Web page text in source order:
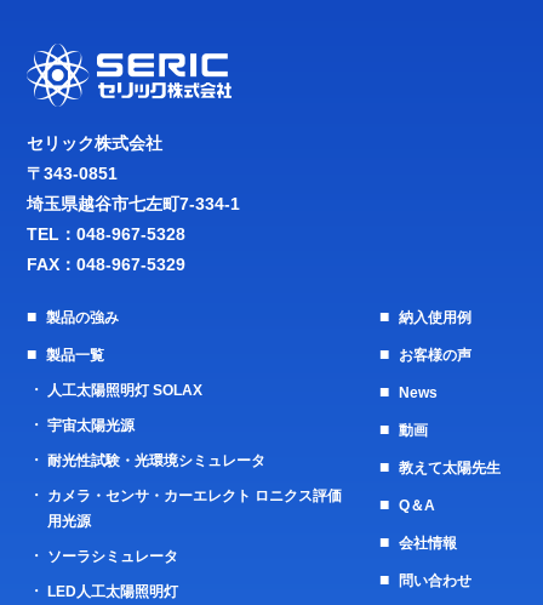
セリック株式会社
〒343-0851
埼玉県越谷市七左町7-334-1
TEL：048-967-5328
FAX：048-967-5329
製品の強み
製品一覧
人工太陽照明灯 SOLAX
宇宙太陽光源
耐光性試験・光環境シミュレータ
カメラ・センサ・カーエレクト ロニクス評価
用光源
ソーラシミュレータ
LED人工太陽照明灯
納入使用例
お客様の声
News
動画
教えて太陽先生
Q＆A
会社情報
問い合わせ